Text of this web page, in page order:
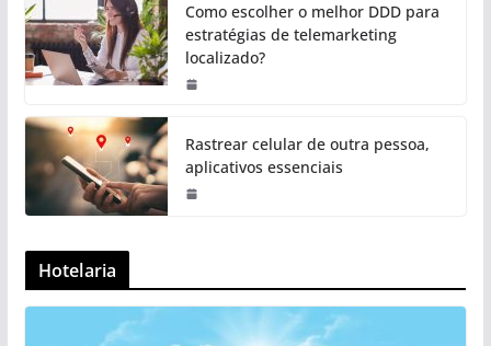
Como escolher o melhor DDD para
estratégias de telemarketing
localizado?
Rastrear celular de outra pessoa,
aplicativos essenciais
Hotelaria